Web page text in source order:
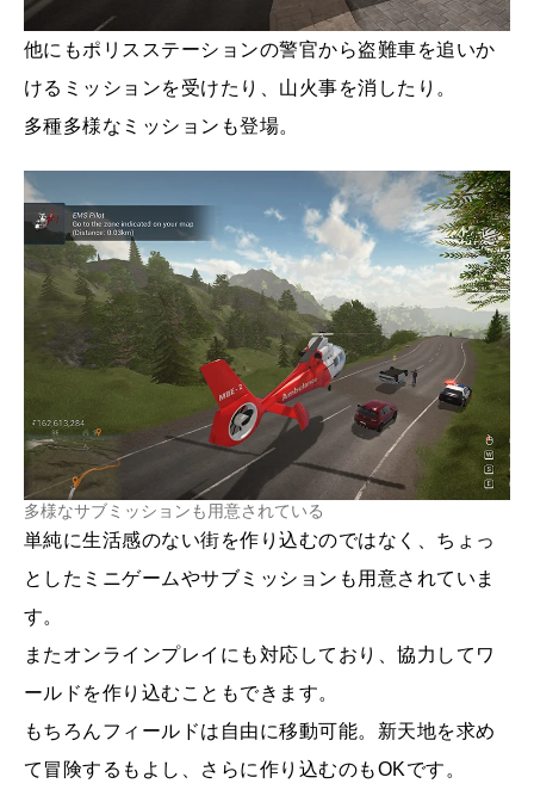
他にもポリスステーションの警官から盗難車を追いか
けるミッションを受けたり、山火事を消したり。
多種多様なミッションも登場。
多様なサブミッションも用意されている
単純に生活感のない街を作り込むのではなく、ちょっ
としたミニゲームやサブミッションも用意されていま
す。
またオンラインプレイにも対応しており、協力してワ
ールドを作り込むこともできます。
もちろんフィールドは自由に移動可能。新天地を求め
て冒険するもよし、さらに作り込むのもOKです。